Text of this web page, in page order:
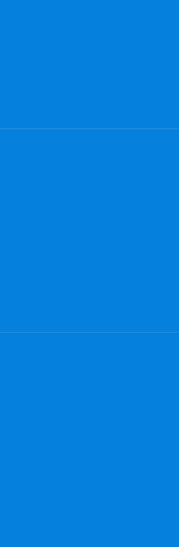
к ДВС ВАЗ-2190
ВАЗ-2190, 2191,
Калина 2, Лада Кал..